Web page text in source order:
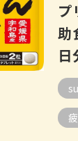
プ
助
日